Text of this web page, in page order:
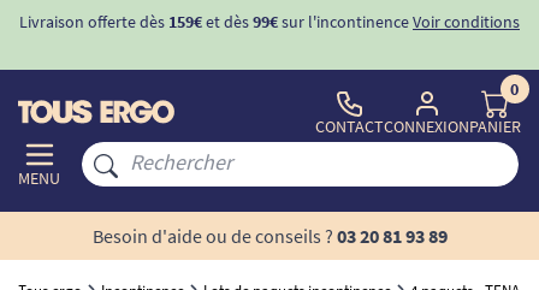
Livraison offerte dès 159€et dès99€sur l'incontinenceVoir conditions
MENU
CONTACTCONNEXION
0
PANIER
Besoin d'aide ou de conseils ? 03 20 81 93 89